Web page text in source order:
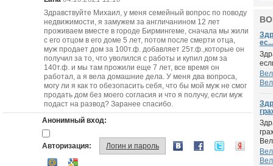
Здравствуйте Михаил, у меня семейный вопрос по поводу
недвижимости, я замужем за англичанином 12 лет
проживаем вместе в городе Бирмингеме, сначала мы жили
с его отцом в его доме 5 лет, потом после смерти отца,
муж продает дом за 100т.ф. добавляет 25т.ф.,которые он
получил за то, что уволился с работы и купил дом за
140т.ф. и мы там прожили еще 7 лет, все время он
работал, а я вела домашние дела. У меня два вопроса,
могу ли я как то обезопасить себя, что бы мой муж не смог
продать дом без моего согласия и что я получу, если муж
подаст на развод? Заранее спасибо.
Анонимный вход:
Авторизация: Логин и пароль
ес...